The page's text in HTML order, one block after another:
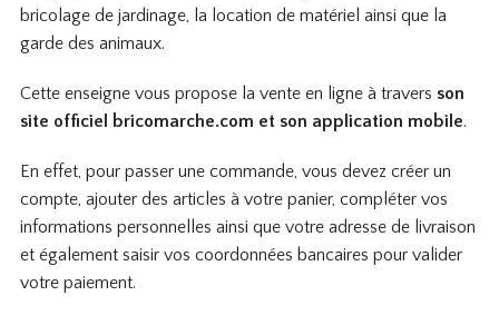
bricolage de jardinage, la location de matériel ainsi que la
garde des animaux.
Cette enseigne vous propose la vente en ligne à travers son
site officiel bricomarche.com et son application mobile.
En effet, pour passer une commande, vous devez créer un
compte, ajouter des articles à votre panier, compléter vos
informations personnelles ainsi que votre adresse de livraison
et également saisir vos coordonnées bancaires pour valider
votre paiement.